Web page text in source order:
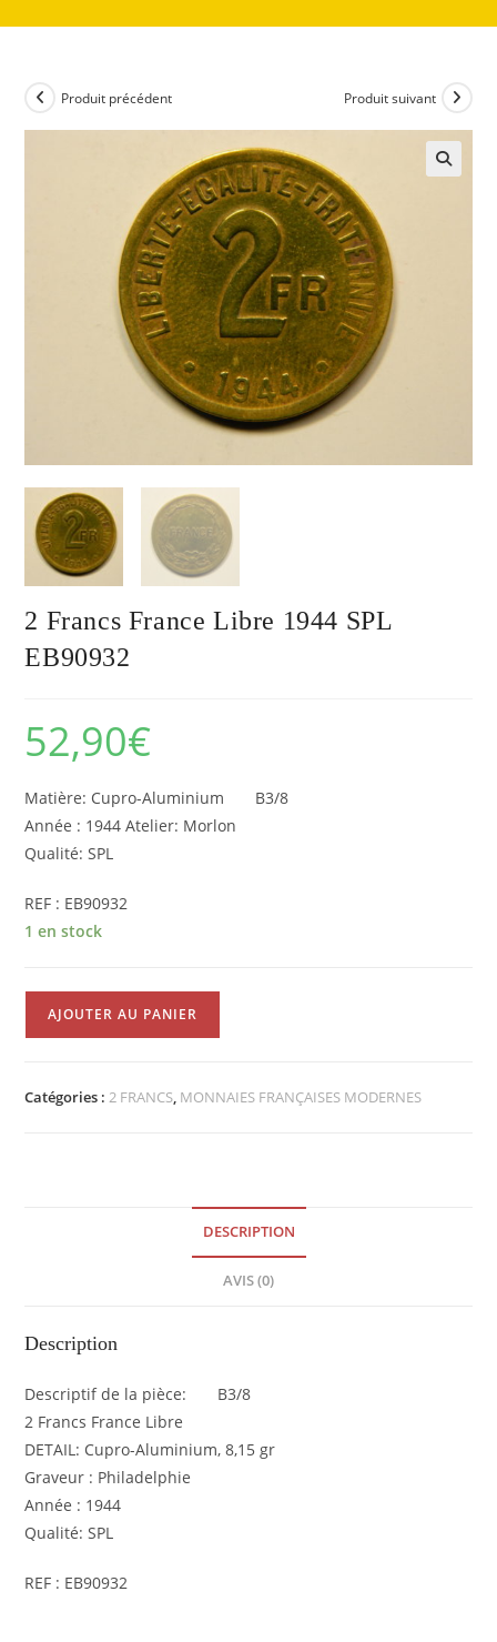
Produit précédent Produit suivant
2 Francs France Libre 1944 SPL
EB90932
52,90€
Matière: Cupro-Aluminium B3/8
Année : 1944 Atelier: Morlon
Qualité: SPL
REF : EB90932
1 en stock
Francs
AJOUTER AU PANIER
Catégories :2 FRANCS, MONNAIES FRANÇAISES MODERNES
DESCRIPTION
AVIS (0)
Description
Descriptif de la pièce: B3/8
2 Francs France Libre
DETAIL: Cupro-Aluminium, 8,15 gr
Graveur : Philadelphie
Année : 1944
Qualité: SPL
REF : EB90932